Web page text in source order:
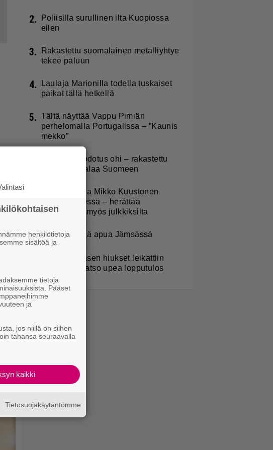
2.
Poliisilla surullinen ilta Kuopiossa
eilen
3.
Rakastettu suomalainen metalliyhtye
tekee paluun
4.
Laulaja Marionilla todella tuskaiset
paikat tällä hetkellä
5. Tältä näyttää Vappu Pimiän
perhelomalla Portugalissa – ”Kaunis
mekko”
25 vuoden odotus ohi – rakastettu
rockyhtye palaa Suomeen
Katja Ståhl ja Mikko Kuustonen
jälleen yhdessä – herättää
kysymyksiä myös julkkiksilta
8. Poliisi pyytää apua Jämsässä
Kerttu Rissasen hiukset leikattiin
lyhyeksi – katso upea lopputulos
henkilötietoja
sisältöä ja
tietoja
Pääset
ja
jos niillä on siihen
tahansa seuraavalla
kaikki
Tietosuojakäytäntömme